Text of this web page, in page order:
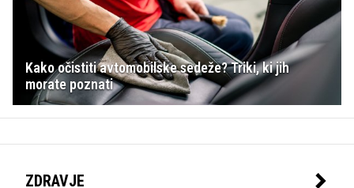
Kako očistiti avtomobilske sedeže? Triki, ki jih
morate poznati
ZDRAVJE